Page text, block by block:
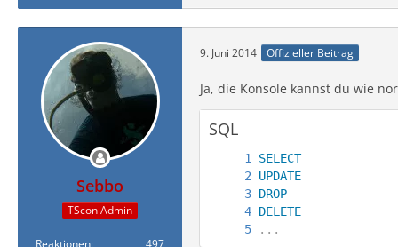
Sebbo
TScon Admin
9. Juni 2014 Offizieller Beitrag
Ja, die Konsole kannst du wie
SQL
SELECT
UPDATE
DROP
DELETE
. . .